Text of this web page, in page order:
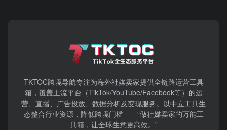
TKTOC跨境导航​专注为海外社媒卖家提供全链路运营工具
箱，覆盖主流平台（TikTok/YouTube/Facebook等）​的运
营、直播、广告投放、数据分析及变现服务。以中立工具生
态整合行业资源，降低跨境门槛——“做社媒卖家的万能工
具箱，让全球生意更高效。”